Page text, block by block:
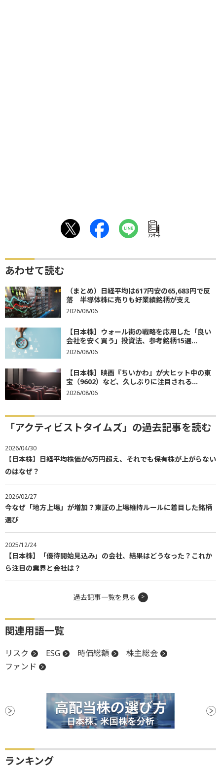
ｱﾝｹｰﾄ
あわせて読む
（まとめ）日経平均は617円安の65,683円で反
落 半導体株に売りも好業績銘柄が支え
2026/08/06
【日本株】ウォール街の戦略を応用した「良い
会社を安く買う」投資法、参考銘柄15選...
2026/08/06
【日本株】映画『ちいかわ』が大ヒット中の東
宝（9602）など、久しぶりに注目される...
2026/08/06
「アクティビストタイムズ」の過去記事を読む
2026/04/30
【日本株】日経平均株価が6万円超え、それでも保有株が上がらない
のはなぜ？
2026/02/27
今なぜ「地方上場」が増加？東証の上場維持ルールに着目した銘柄
選び
2025/12/24
【日本株】「優待開始見込み」の会社、結果はどうなった？これか
ら注目の業界と会社は？
過去記事一覧を見る
関連用語一覧
リスク ESG 時価総額
株主総会
ファンド
ランキング